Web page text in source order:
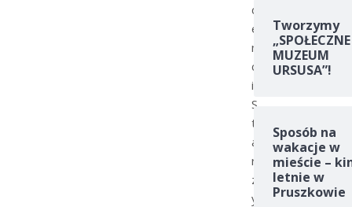
d
e
n
c
i
S
t
a
r
z
y
Tworzymy
„SPOŁECZNE
MUZEUM
URSUSA”!
Sposób na
wakacje w
mieście –
letnie w
Pruszkowie